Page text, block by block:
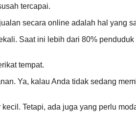
tercapai.
secara online adalah hal yang
Saat ini lebih dari 80%
tempat.
Ya, kalau Anda tidak sedang
Tetapi, ada juga yang perlu